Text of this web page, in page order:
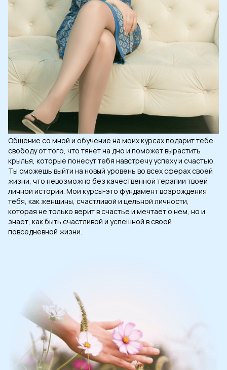
Общение со мной и обучение на моих курсах подарит тебе
свободу от того, что тянет на дно и поможет вырастить
крылья, которые понесут тебя навстречу успеху и счастью.
Ты сможешь выйти на новый уровень во всех сферах своей
жизни, что невозможно без качественной терапии твоей
личной истории. Мои курсы-это фундамент возрождения
тебя, как женщины, счастливой и цельной личности,
которая не только верит в счастье и мечтает о нем, но и
знает, как быть счастливой и успешной в своей
повседневной жизни.